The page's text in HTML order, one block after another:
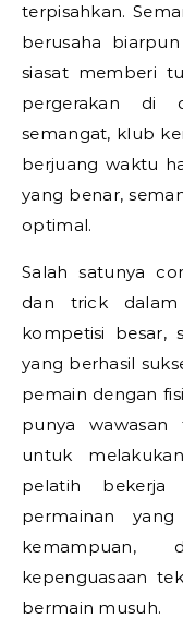
terpisahkan.
berusaha
siasat memberi
pergerakan di
semangat, klub
berjuang waktu
yang benar,
optimal.
Salah satunya
dan trick dalam
kompetisi besar,
yang berhasil
pemain dengan
punya
untuk
pelatih
permainan
kemampuan,
kepenguasaan
bermain musuh.